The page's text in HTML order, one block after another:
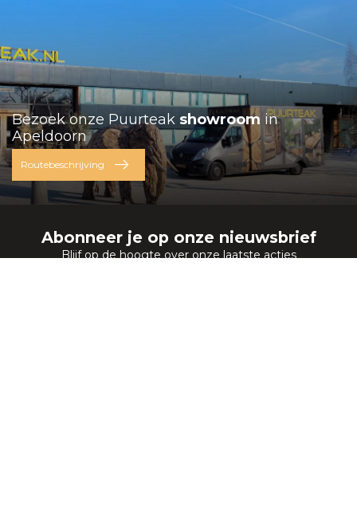
Bezoek onze Puurteak showroom in
Apeldoorn
Routebeschrijving
Abonneer je op onze nieuwsbrief
Blijf op de hoogte over onze laatste acties